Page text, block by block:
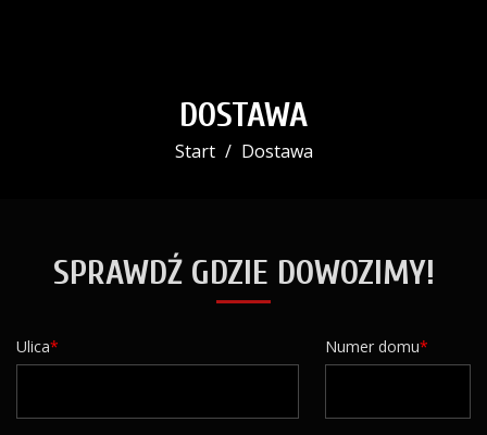
DOSTAWA
Start Dostawa
SPRAWDŹ GDZIE DOWOZIMY!
Ulica Numer domu